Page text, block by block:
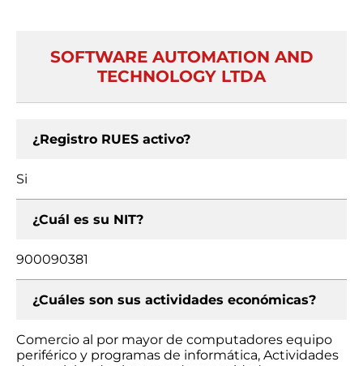
SOFTWARE AUTOMATION AND
TECHNOLOGY LTDA
¿Registro RUES activo?
Si
¿Cuál es su NIT?
900090381
¿Cuáles son sus actividades económicas?
Comercio al por mayor de computadores equipo
periférico y programas de informática, Actividades